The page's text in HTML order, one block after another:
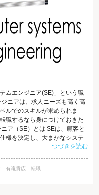
ムエンジニア(SE)」という職
ニアは、求人ニーズも高く高
ルでのスキルが求められま
職するなら身につけておきた
ア（SE）とは SEは、顧客と
様を決定し、大まかなシステ
プログラミングの知識も必要
とめ進行管理を行うマネジメ
つづきを読む
有滝貴広 転職